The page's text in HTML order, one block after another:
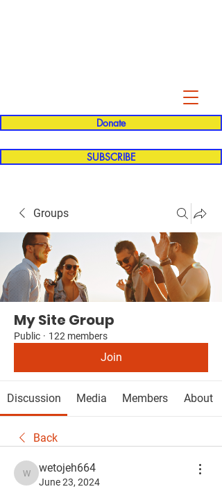
Donate
SUBSCRIBE
Groups
My Site Group
Public · 122 members
Join
Discussion Media Members About
Back
wetojeh664
wetojeh664
June 23, 2024